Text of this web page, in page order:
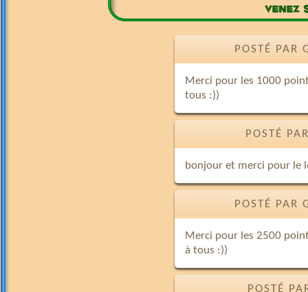
POSTÉ
Merci pour les 1000
tous :))
POSTÉ
bonjour et merci pour le
POSTÉ
Merci pour les 2500
à tous :))
POSTÉ